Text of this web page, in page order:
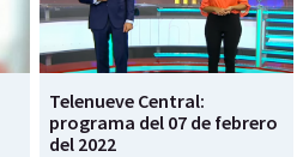
Telenueve Central:
programa del 07 de febrero
del 2022